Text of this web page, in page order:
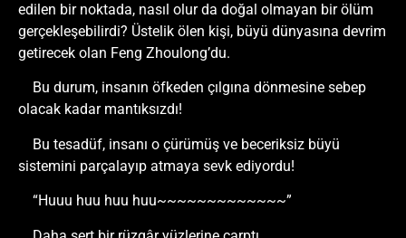
edilen bir noktada, nasıl olur da doğal olmayan bir ölüm
gerçekleşebilirdi? Üstelik ölen kişi, büyü dünyasına devrim
getirecek olan Feng Zhoulong’du.
Bu durum, insanın öfkeden çılgına dönmesine sebep
olacak kadar mantıksızdı!
Bu tesadüf, insanı o çürümüş ve beceriksiz büyü
sistemini parçalayıp atmaya sevk ediyordu!
“Huuu huu huu huu~~~~~~~~~~~~~”